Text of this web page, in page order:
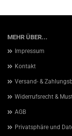
MEHR ÜBER...
Impressum
Kontakt
Versand- &
Widerrufsrecht &
AGB
Privatsphäre und